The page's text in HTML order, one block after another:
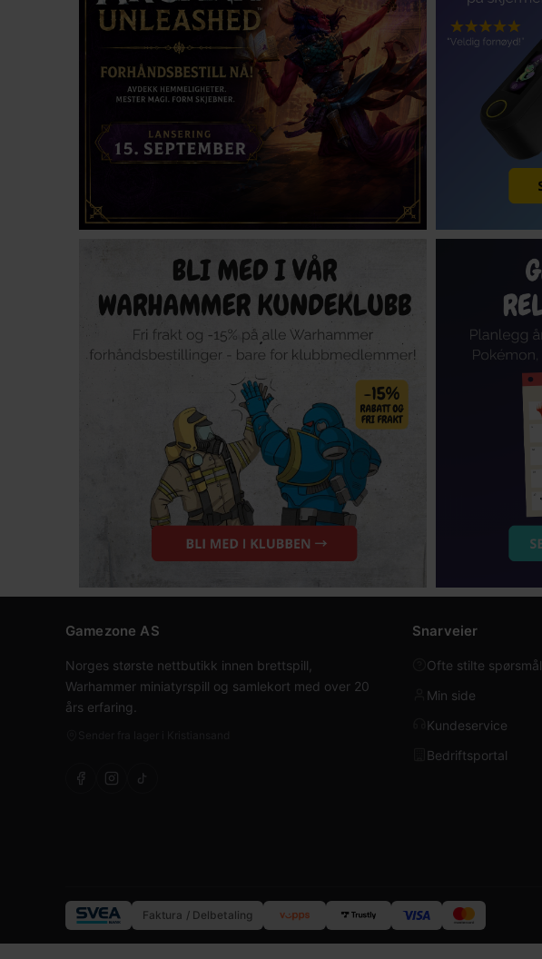
Gamezone AS
Norges største nettbutikk innen brettspill,
Warhammer miniatyrspill og samlekort med over 20
års erfaring.
Snarveier
Ofte stilte spørsmål
Min side
Kundeservice
Bedriftsportal
Faktura / Delbetaling